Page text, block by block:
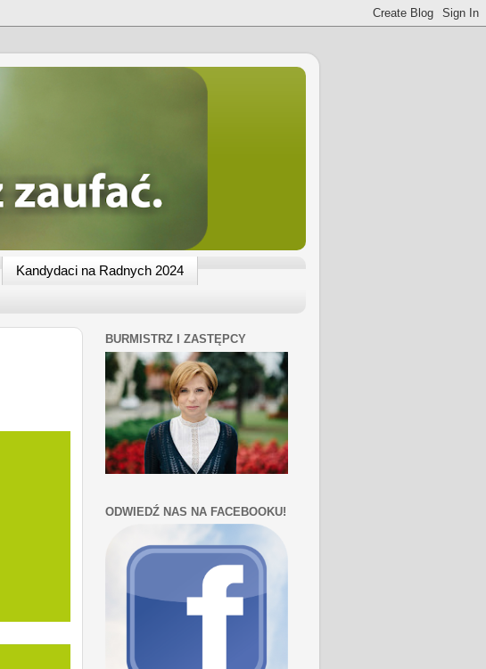
Kandydaci na Radnych 2024
BURMISTRZ I ZASTĘPCY
ODWIEDŹ NAS NA FACEBOOKU!